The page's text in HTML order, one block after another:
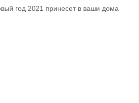
год 2021 принесет в ваши дома